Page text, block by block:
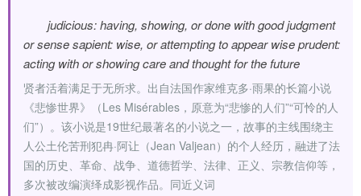
judicious: having, showing, or done with good judgment
or sense sapient: wise, or attempting to appear wise prudent:
acting with or showing care and thought for the future
贤者活着满足于无所求。出自法国作家维克多·雨果的长篇小说
《悲惨世界》（Les Misérables，原意为“悲惨的人们”“可怜的人
们”）。该小说是19世纪最著名的小说之一，故事的主线围绕主
人公土伦苦刑犯冉·阿让（Jean Valjean）的个人经历，融进了法
国的历史、革命、战争、道德哲学、法律、正义、宗教信仰等，
多次被改编演绎成影视作品。同近义词